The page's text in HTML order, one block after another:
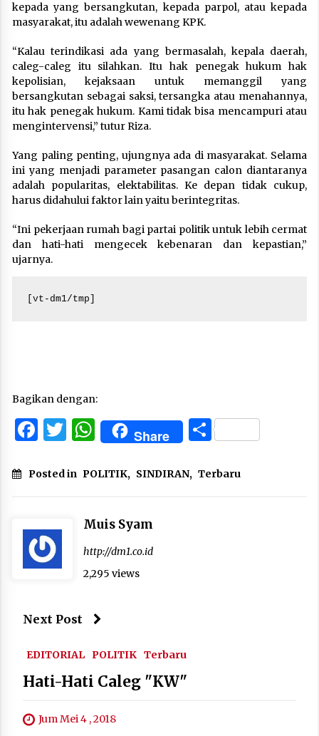
kepada yang bersangkutan, kepada parpol, atau kepada
masyarakat, itu adalah wewenang KPK.
“Kalau terindikasi ada yang bermasalah, kepala daerah,
caleg-caleg itu silahkan. Itu hak penegak hukum hak
kepolisian, kejaksaan untuk memanggil yang
bersangkutan sebagai saksi, tersangka atau menahannya,
itu hak penegak hukum. Kami tidak bisa mencampuri atau
mengintervensi,” tutur Riza.
Yang paling penting, ujungnya ada di masyarakat. Selama
ini yang menjadi parameter pasangan calon diantaranya
adalah popularitas, elektabilitas. Ke depan tidak cukup,
harus didahului faktor lain yaitu berintegritas.
“Ini pekerjaan rumah bagi partai politik untuk lebih cermat
dan hati-hati mengecek kebenaran dan kepastian,”
ujarnya.
[vt-dm1/tmp]
Bagikan dengan:
Facebook
Twitter
WhatsApp
Share Share
Posted in POLITIK, SINDIRAN, Terbaru
Muis Syam
http://dm1.co.id
2,295 views
Next Post
EDITORIAL POLITIK Terbaru
Hati-Hati Caleg "KW"
Jum Mei 4 , 2018